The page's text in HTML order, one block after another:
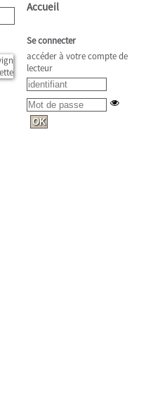
Accueil
Se connecter
accéder à votre compte de
lecteur